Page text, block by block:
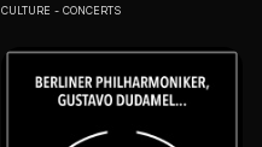
CULTURE CONCERTS